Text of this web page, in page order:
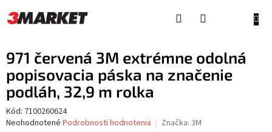
na
obsah
971 červená 3M extrémne odolná
popisovacia páska na značenie
podláh, 32,9 m rolka
Kód: 7100260624
Priemerné
Neohodnotené Podrobnosti hodnotenia Značka: 3M